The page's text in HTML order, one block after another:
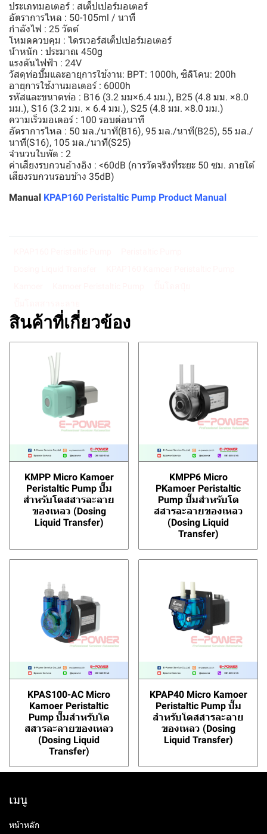
ประเภทมอเตอร์ : สเต็ปเปอร์มอเตอร์
อัตราการไหล : 50-105ml / นาที
กําลังไฟ : 25 วัตต์
โหมดควบคุม : ไดรเวอร์สเต็ปเปอร์มอเตอร์
น้ําหนัก : ประมาณ 450g
แรงดันไฟฟ้า : 24V
วัสดุท่อปั๊มและอายุการใช้งาน: BPT: 1000h, ซิลิโคน: 200h
อายุการใช้งานมอเตอร์ : 6000h
รหัสและขนาดท่อ : B16 (3.2 มม×6.4 มม.), B25 (4.8 มม. ×8.0
มม.), S16 (3.2 มม. × 6.4 มม.), S25 (4.8 มม. ×8.0 มม.)
ความเร็วมอเตอร์ : 100 รอบต่อนาที
อัตราการไหล : 50 มล./นาที(B16), 95 มล./นาที(B25), 55 มล./
นาที(S16), 105 มล./นาที(S25)
จํานวนใบพัด : 2
ค่าเสียงรบกวนอ้างอิง : <60dB (การวัดจริงที่ระยะ 50 ซม. ภายใต้
เสียงรบกวนรอบข้าง 35dB)
Manual KPAP160 Peristaltic Pump Product Manual
สินค้าที่เกี่ยวข้อง
KMPP Micro Kamoer
Peristaltic Pump ปั๊ม
สำหรับโดสสารละลาย
ของเหลว (Dosing
Liquid Transfer)
KMPP6 Micro
PKamoer Peristaltic
Pump ปั๊มสำหรับโด
สสารละลายของเหลว
(Dosing Liquid
Transfer)
KPAS100-AC Micro
Kamoer Peristaltic
Pump ปั๊มสำหรับโด
สสารละลายของเหลว
(Dosing Liquid
Transfer)
KPAP40 Micro Kamoer
Peristaltic Pump ปั๊ม
สำหรับโดสสารละลาย
ของเหลว (Dosing
Liquid Transfer)
เมนู
หน้าหลัก